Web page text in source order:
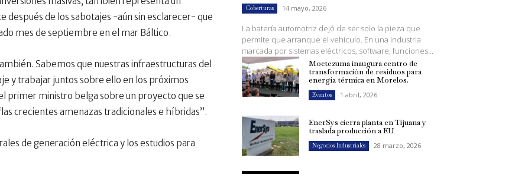
de los sabotajes -aún sin esclarecer- que
mes de septiembre en el mar Báltico.
Sabemos que nuestras infraestructuras del
y trabajar juntos sobre ello en los próximos
primer ministro belga sobre un proyecto que se
crecientes amenazas tradicionales e híbridas”.
de generación eléctrica y los estudios para
Coberturas 14 mayo, 2026
La batería automotriz dejó de ser solo la pieza que
permite que arranque el vehículo. En una industria
marcada por sistemas eléctricos, software, funciones...
Moctezuma inaugura centro de
transformación de residuos para
energía térmica en Morelos.
Eventos 1 abril, 2026
EnerSys cierra planta en Tijuana y
traslada producción a EU
Negocios Industriales 28 marzo, 2026